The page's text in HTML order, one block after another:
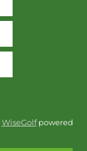
WiseGolfpowered